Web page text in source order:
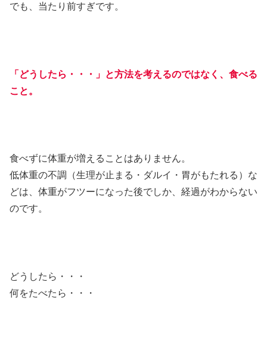
でも、当たり前すぎです。
「どうしたら・・・」と方法を考えるのではなく、食べる
こと。
食べずに体重が増えることはありません。
低体重の不調（生理が止まる・ダルイ・胃がもたれる）な
どは、体重がフツーになった後でしか、経過がわからない
のです。
どうしたら・・・
何をたべたら・・・